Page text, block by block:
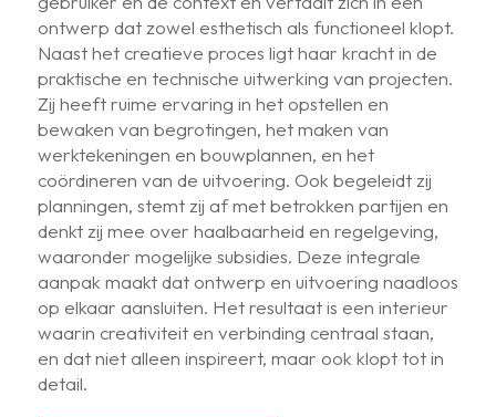
ontwerp dat zowel esthetisch als functioneel klopt.
Naast het creatieve proces ligt haar kracht in de
praktische en technische uitwerking van projecten.
Zij heeft ruime ervaring in het opstellen en
bewaken van begrotingen, het maken van
werktekeningen en bouwplannen, en het
coördineren van de uitvoering. Ook begeleidt zij
planningen, stemt zij af met betrokken partijen en
denkt zij mee over haalbaarheid en regelgeving,
waaronder mogelijke subsidies. Deze integrale
aanpak maakt dat ontwerp en uitvoering naadloos
op elkaar aansluiten. Het resultaat is een interieur
waarin creativiteit en verbinding centraal staan,
en dat niet alleen inspireert, maar ook klopt tot in
detail.